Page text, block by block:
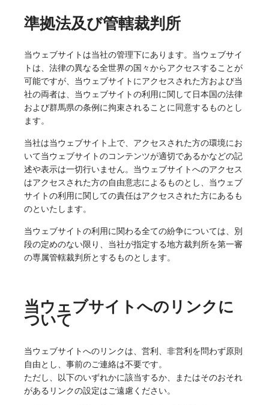
準拠法及び管轄裁判所
当ウェブサイトは当社の管理下にあります。当ウェブサイ
トは、法律の異なる全世界の国々からアクセスすることが
可能ですが、当ウェブサイトにアクセスされた方および当
社の両者は、当ウェブサイトの利用に関して日本国の法律
および群馬県の条例に拘束されることに同意するものとし
ます。
当社は当ウェブサイト上で、アクセスされた方の環境にお
いて当ウェブサイトのコンテンツが適切であるかなどの記
述や表示は一切行いません。当ウェブサイトへのアクセス
はアクセスされた方の自由意志によるものとし、当ウェブ
サイトの利用に関しての責任はアクセスされた方にあるも
のといたします。
当ウェブサイトの利用に関わる全ての紛争については、別
段の定めのない限り、当社が指定する地方裁判所を第一審
の専属管轄裁判所とするものとします。
当ウェブサイトへのリンクに
ついて
当ウェブサイトへのリンクは、営利、非営利を問わず原則
自由とし、事前のご連絡は不要です。
ただし、以下のいずれかに該当するか、またはそのおそれ
があるリンクの設定はご遠慮ください。